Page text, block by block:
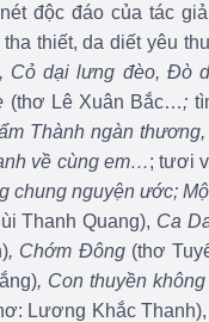
độc đáo của tác
thiết, da diết yêu
Cỏ dại lưng đèo, Đò
(thơ Lê Xuân Bắc…;
Thành ngàn
về cùng em…; tươi
chung nguyện ước;
Thanh Quang), Ca
, Chớm Đông (thơ
, Con thuyền
Lương Khắc Thanh),